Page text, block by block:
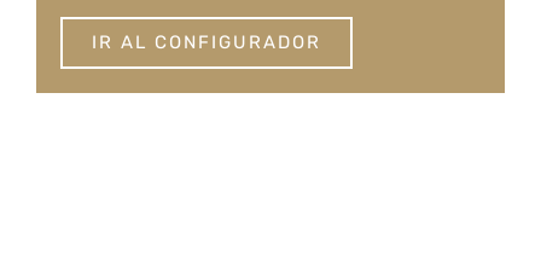
IR AL CONFIGURADOR